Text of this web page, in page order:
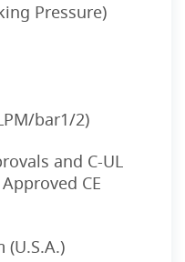
Pressure)
bar1/2)
and C-UL
CE
(U.S.A.)